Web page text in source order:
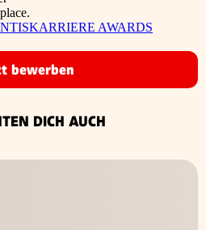
KARRIERE AWARDS
bewerben
DICH AUCH